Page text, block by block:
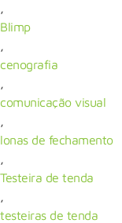
,
Blimp
,
cenografia
,
comunicação visual
,
lonas de fechamento
,
Testeira de tenda
,
testeiras de tenda